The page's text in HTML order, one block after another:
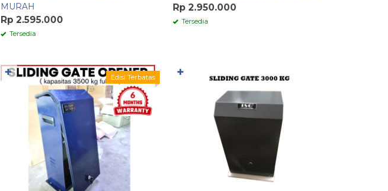
MURAH
Rp 2.595.000
Tersedia
Rp 2.950.000
Tersedia
Edisi Terbatas
✚ ✚